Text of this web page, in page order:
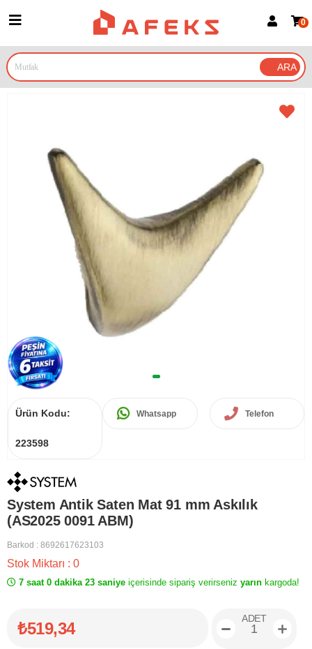
Google İle Bağlan
0
Ürün Kodu:
223598
Whatsapp Telefon
System Antik Saten Mat 91 mm Askılık
(AS2025 0091 ABM)
Barkod : 8692617623103
Stok Miktarı : 0
7 saat 0 dakika 23 saniye içerisinde sipariş verirseniz yarın kargoda!
₺519,34
ADET